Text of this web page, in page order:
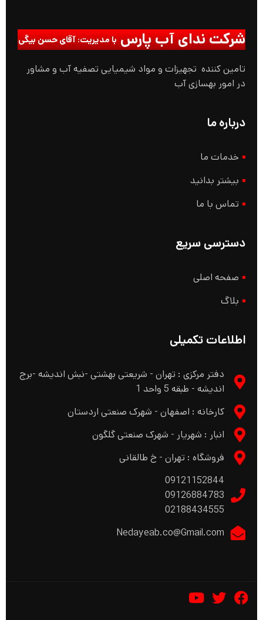
شرکت ندای آب پارس با مدیریت: آقای حسن بیگی
تامین کننده تجهیزات و مواد شیمیایی تصفیه آب و مشاور
در امور بهسازی آب
درباره ما
خدمات ما
بیشتر بدانید
تماس با ما
دسترسی سریع
صفحه اصلی
بلاگ
اطلاعات تکمیلی
دفتر مرکزی : تهران - شریعتی بهشتی -نبش اندیشه -برج
اندیشه - طبقه 5 واحد 1
کارخانه : اصفهان - شهرک صنعتی اردستان
انبار : شهریار - شهرک صنعتی گلگون
فروشگاه : تهران - خ طالقانی
09121152844
09126884783
02188434555
Nedayeab.co@Gmail.com